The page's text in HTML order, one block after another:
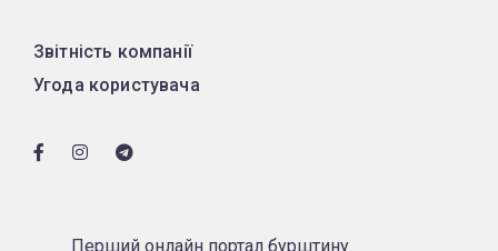
Звітність компанії
Угода користувача
Перший онлайн портал бурштину.